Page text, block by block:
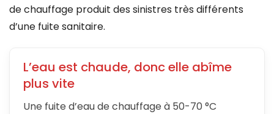
de chauffage produit des sinistres très différents
d’une fuite sanitaire.
L’eau est chaude, donc elle abîme
plus vite
Une fuite d’eau de chauffage à 50-70 °C